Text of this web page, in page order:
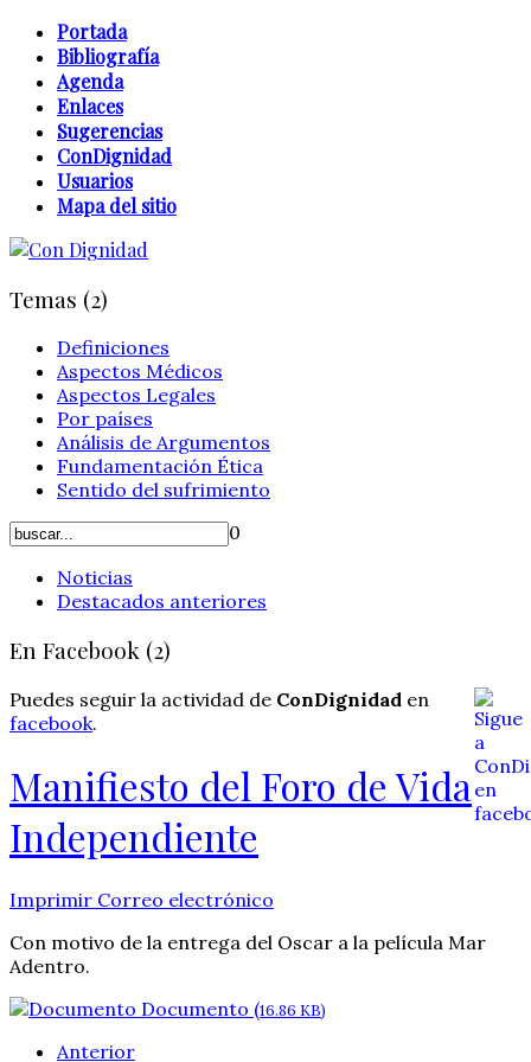
Portada
Bibliografía
Agenda
Enlaces
Sugerencias
ConDignidad
Usuarios
Mapa del sitio
Temas (2)
Definiciones
Aspectos Médicos
Aspectos Legales
Por países
Análisis de Argumentos
Fundamentación Ética
Sentido del sufrimiento
0
Noticias
Destacados anteriores
En Facebook (2)
Puedes seguir la actividad de ConDignidad en
facebook.
Manifiesto del Foro de Vida
Independiente
Imprimir Correo electrónico
Con motivo de la entrega del Oscar a la película Mar
Adentro.
Documento (16.86 KB)
Anterior